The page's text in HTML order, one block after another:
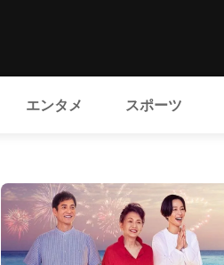
エンタメ スポーツ